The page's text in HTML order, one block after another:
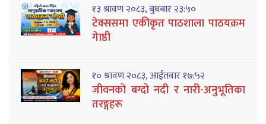
१३ श्रावण २०८३, बुधबार २३:५०
टेक्ससमा एकीकृत पाठशाला पाठयक्रम
गेाष्ठी
१० श्रावण २०८३, आईतवार १७:५२
जीवनको बग्दो नदी र नारी-अनुभूतिका
तरङ्गहरू